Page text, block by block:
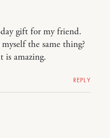
gift for my friend.
the same thing?
is amazing.
REPLY